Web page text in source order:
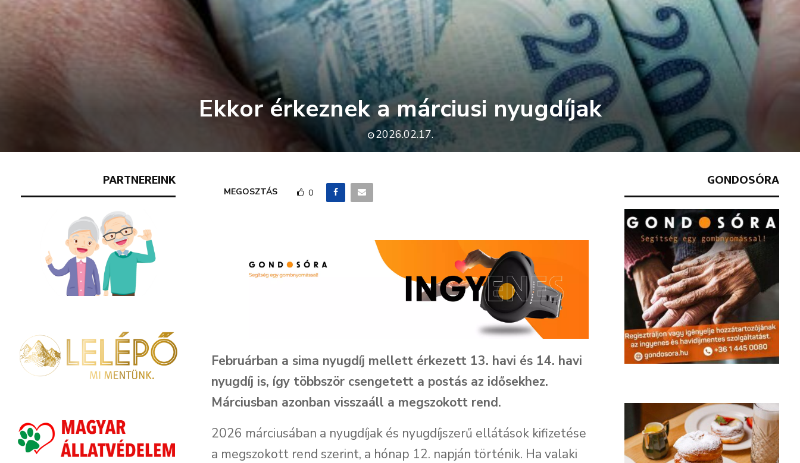
Ekkor érkeznek a márciusi nyugdíjak
2026.02.17.
MEGOSZTÁS 0
Februárban a sima nyugdíj mellett érkezett 13. havi és 14. havi
nyugdíj is, így többször csengetett a postás az idősekhez.
Márciusban azonban visszaáll a megszokott rend.
2026 márciusában a nyugdíjak és nyugdíjszerű ellátások kifizetése
a megszokott rend szerint, a hónap 12. napján történik. Ha valaki
PARTNEREINK GONDOSÓRA